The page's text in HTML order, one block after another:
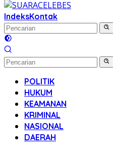
IndeksKontak
POLITIK
HUKUM
KEAMANAN
KRIMINAL
NASIONAL
DAERAH